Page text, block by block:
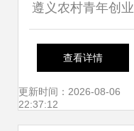
遵义农村青年创业
讲坛暨送金融服务
下基层活动启动仪
查看详情
更新时间：2026-08-06
22:37:12